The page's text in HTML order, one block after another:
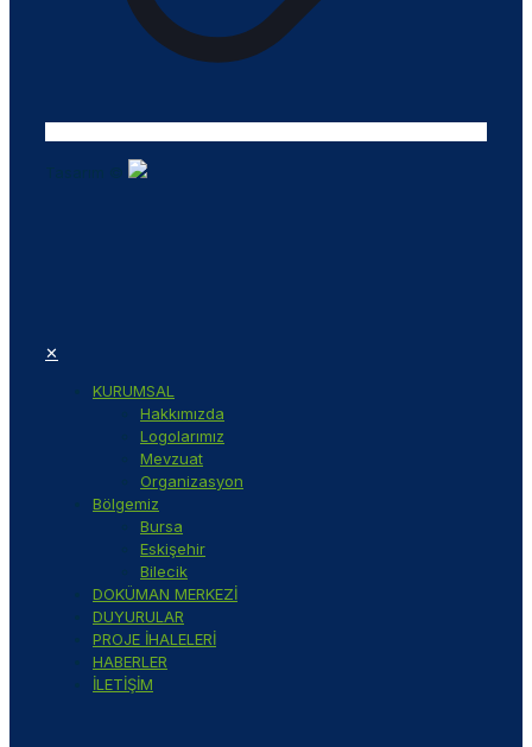
✕
KURUMSAL
Hakkımızda
Logolarımız
Mevzuat
Organizasyon
Bölgemiz
Bursa
Eskişehir
Bilecik
DOKÜMAN MERKEZİ
DUYURULAR
PROJE İHALELERİ
HABERLER
İLETİŞİM